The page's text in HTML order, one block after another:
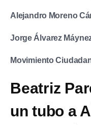
Alejandro Moreno
Jorge Álvarez
Movimiento
Beatriz
un tubo a